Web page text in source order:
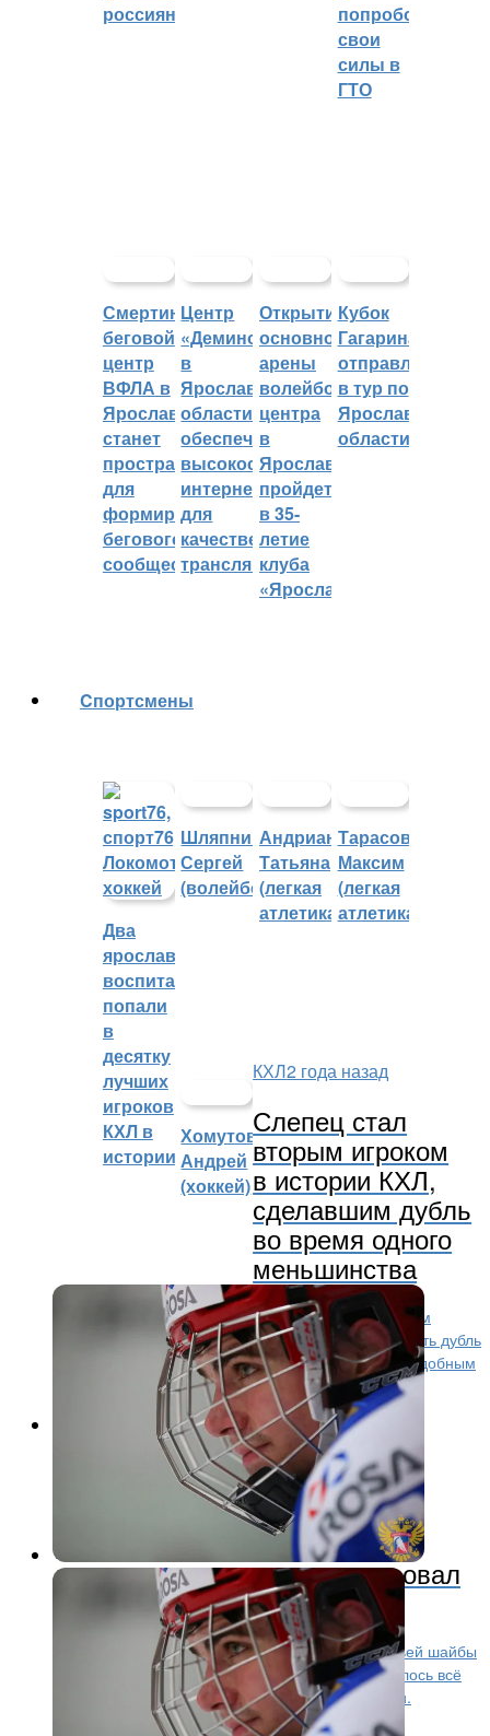
россиян
попробовали
свои
силы в
ГТО
Смертин:
беговой
центр
ВФЛА в
Ярославле
станет
пространством
для
формирования
бегового
сообщества
Центр
«Демино»
в
Ярославской
области
обеспечивают
высокоскоростным
интернетом
для
качественных
трансляций
Открытие
основной
арены
волейбольного
центра
в
Ярославле
пройдет
в 35-
летие
клуба
«Ярославич»
Кубок
Гагарина
отправляется
в тур по
Ярославской
области
Cпортсмены
Два
ярославских
воспитанника
попали
в
десятку
лучших
игроков
КХЛ в
истории
Шляпников
Сергей
(волейбол)
Андрианова
Татьяна
(легкая
атлетика)
Тарасов
Максим
(легкая
атлетика)
Хомутов
Андрей
(хоккей)
КХЛ2 года назад
Слепец стал
вторым игроком
в истории КХЛ,
сделавшим дубль
во время одного
меньшинства
Нападающий «Амура» Кирилл Слепец стал вторым
игроком в истории КХЛ, которому удалось оформить дубль
в ходе одного меньшинства. Первым игроком с подобным
достижением стал форвард «Сибири»...
2 года назад
Игорь Никитин после двух
пропущенных голов в
меньшинстве прокомментировал
игру спецбригад
— В целом, хорошую игру провели. После третьей шайбы
где-то хотели «оседлать» соперника, но получилось всё
наоборот, импульс отдали, много сил потратили.
Молодчики, что в третьем...